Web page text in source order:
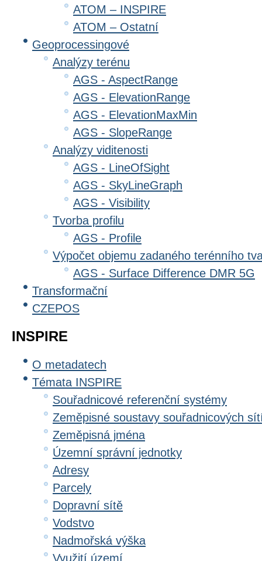
ATOM – INSPIRE
ATOM – Ostatní
Geoprocessingové
Analýzy terénu
AGS - AspectRange
AGS - ElevationRange
AGS - ElevationMaxMin
AGS - SlopeRange
Analýzy viditenosti
AGS - LineOfSight
AGS - SkyLineGraph
AGS - Visibility
Tvorba profilu
AGS - Profile
Výpočet objemu zadaného terénního
AGS - Surface Difference DMR 5G
Transformační
CZEPOS
INSPIRE
O metadatech
Témata INSPIRE
Souřadnicové referenční systémy
Zeměpisné soustavy souřadnicových
Zeměpisná jména
Územní správní jednotky
Adresy
Parcely
Dopravní sítě
Vodstvo
Nadmořská výška
Využití území